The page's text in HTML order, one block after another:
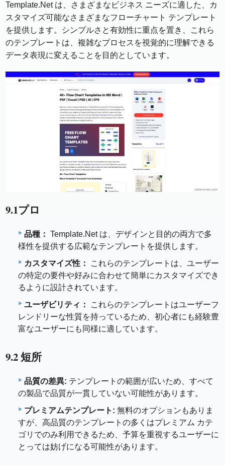
Template.Net は、さまざまなビジネス ニーズに適した、カ
スタマイズ可能なさまざまなフローチャート テンプレート
を提供します。シンプルさと有効性に重点を置き、これら
のテンプレートは、複雑なプロセスを視覚的に理解できる
データ表現に変えることを目的としています。
9.1プロ
品種： Template.Net は、デザインと目的の両方で多
様性を提供する広範なテンプレートを提供します。
カスタマイズ性：
これらのテンプレートは、ユーザー
の特定の要件や好みに合わせて簡単にカスタマイズでき
るように設計されています。
ユーザビリティ：
これらのテンプレートはユーザーフ
レンドリーな性質を持っているため、初心者にも経験豊
富なユーザーにも同様に適しています。
9.2 短所
品質の差異: テンプレートの範囲が広いため、すべて
の製品で品質が一貫していない可能性があります。
プレミアムテンプレート: 無料のオプションもありま
すが、高品質のテンプレートの多くはプレミアム カテ
ゴリでのみ利用できるため、予算を重視するユーザーに
とっては妨げになる可能性があります。